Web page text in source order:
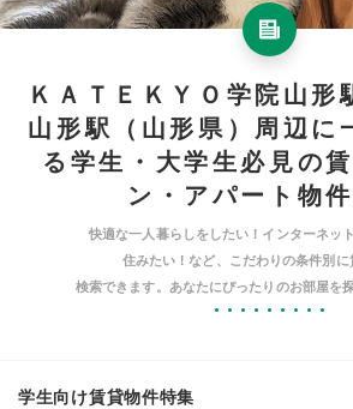
ＫＡＴＥＫＹＯ学院山形
山形駅（山形県）周辺に
る学生・大学生必見の
ン・アパート物
快適な一人暮らしをしたい！インターネッ
住みたい！など、こだわりの条件別に
検索できます。あなたにぴったりのお部屋を
学生向け賃貸物件特集